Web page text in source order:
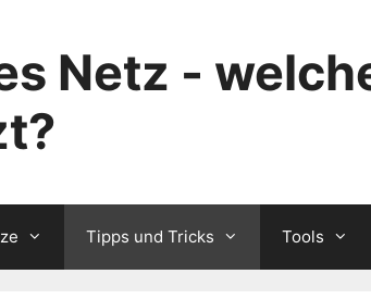
Netz -
Tipps und Tricks Tools